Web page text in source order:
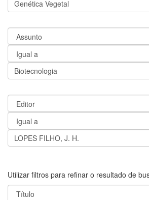
Utilizar filtros para refinar o resultado de